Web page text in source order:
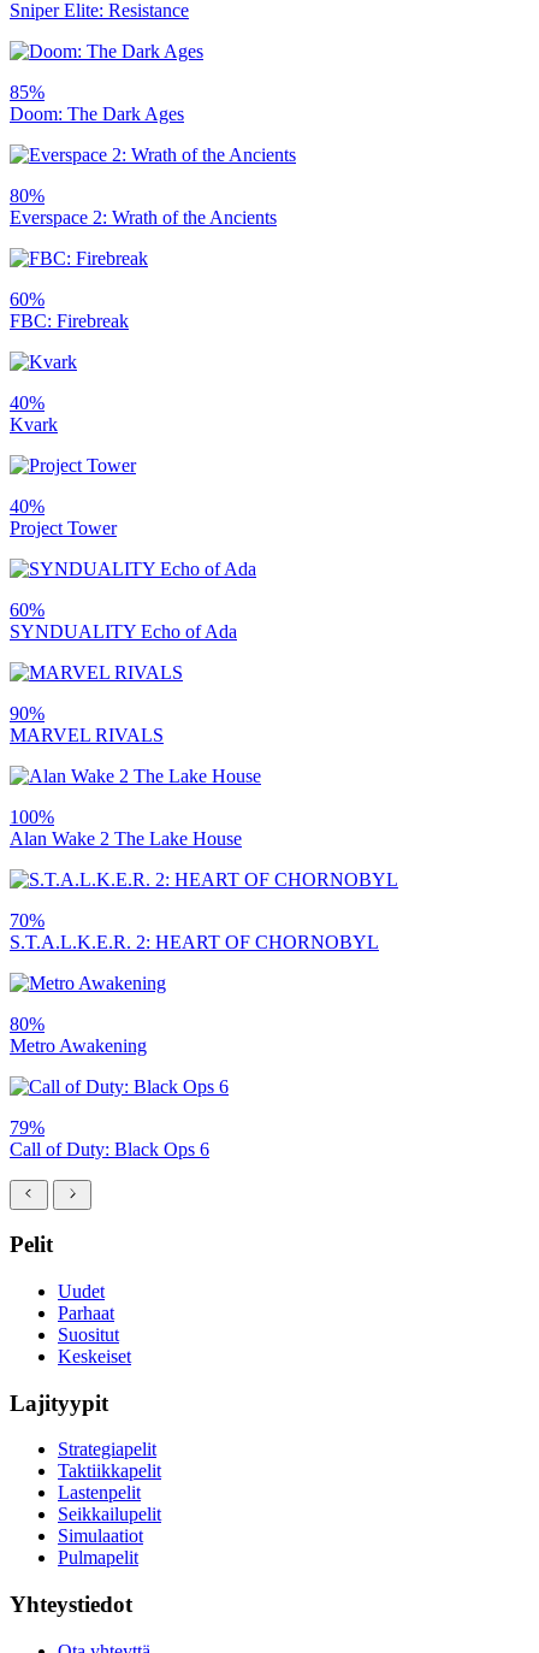
Sniper Elite: Resistance
85%
Doom: The Dark Ages
80%
Everspace 2: Wrath of the Ancients
60%
FBC: Firebreak
40%
Kvark
40%
Project Tower
60%
SYNDUALITY Echo of Ada
90%
MARVEL RIVALS
100%
Alan Wake 2 The Lake House
70%
S.T.A.L.K.E.R. 2: HEART OF CHORNOBYL
80%
Metro Awakening
79%
Call of Duty: Black Ops 6
Pelit
Uudet
Parhaat
Suositut
Keskeiset
Lajityypit
Strategiapelit
Taktiikkapelit
Lastenpelit
Seikkailupelit
Simulaatiot
Pulmapelit
Yhteystiedot